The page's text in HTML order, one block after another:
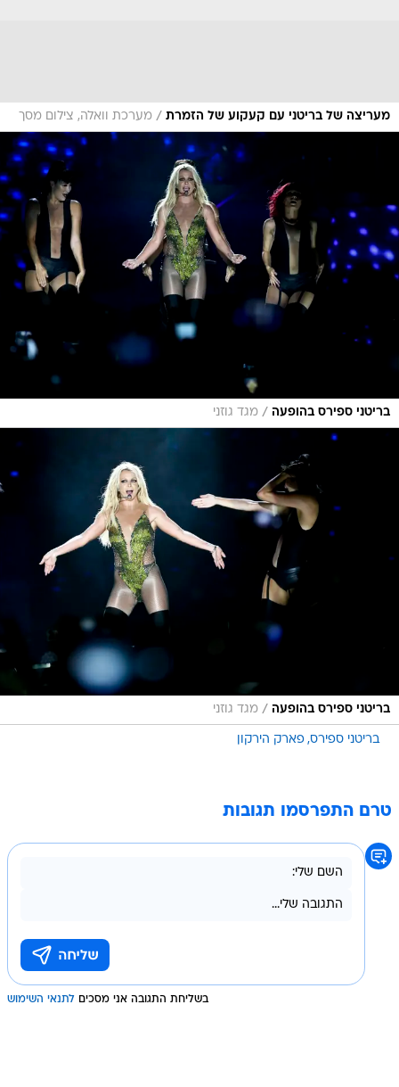
מעריצה של בריטני עם קעקוע של הזמרת / מערכת וואלה, צילום מסך
בריטני ספירס בהופעה / מגד גוזני
בריטני ספירס בהופעה / מגד גוזני
בריטני ספירס פארק הירקון
טרם התפרסמו תגובות
בשליחת התגובה אני מסכים לתנאי השימוש